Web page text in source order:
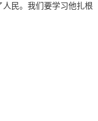
民。我们要学习他扎根